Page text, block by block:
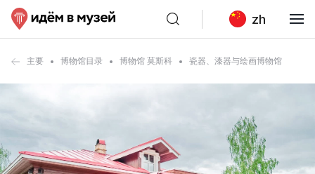
zh
主要 博物馆目录 博物馆 莫斯科 瓷器、漆器与绘画博物馆